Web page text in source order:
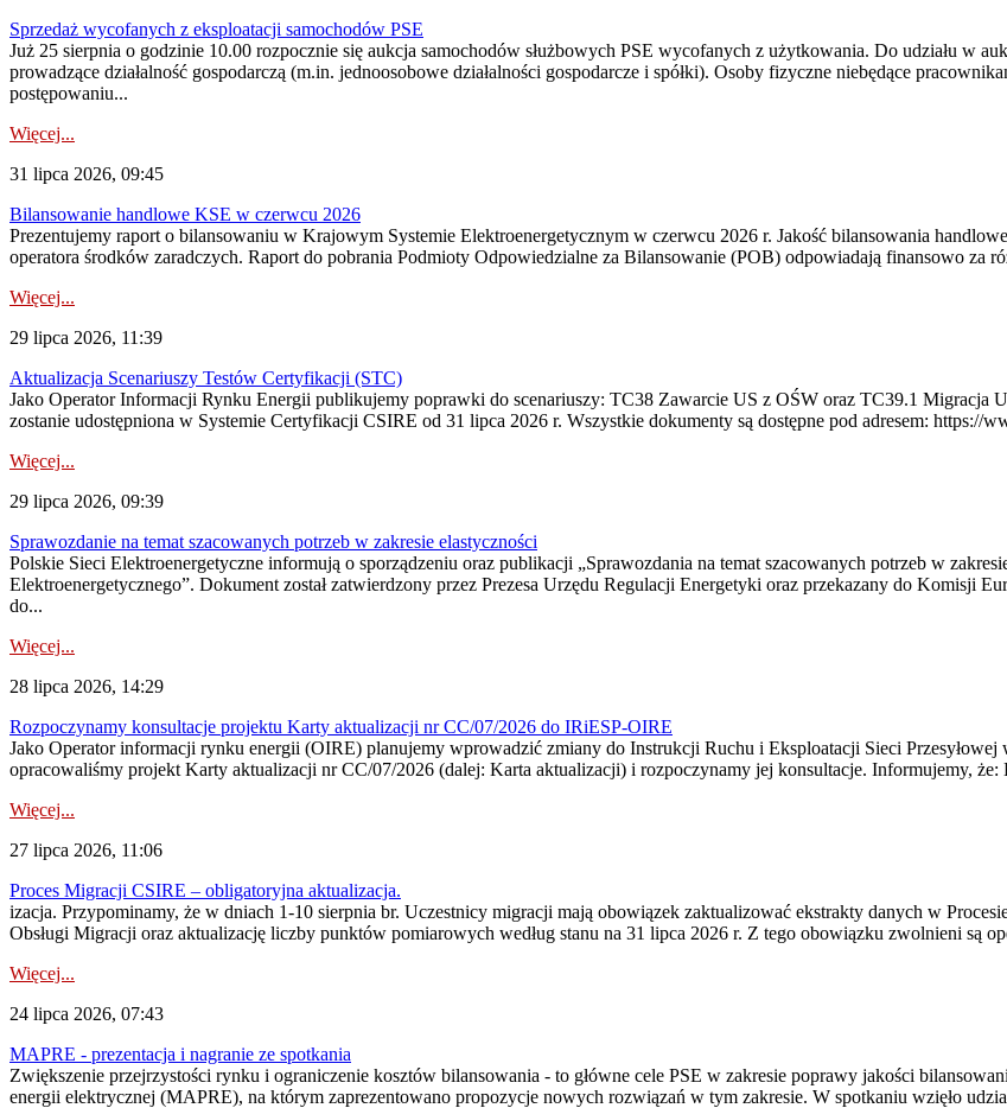
Sprzedaż wycofanych z eksploatacji samochodów PSE
Już 25 sierpnia o godzinie 10.00 rozpocznie się aukcja samochodów służbowych PSE wycofanych z użytkowania. Do udziału w
prowadzące działalność gospodarczą (m.in. jednoosobowe działalności gospodarcze i spółki). Osoby fizyczne niebędące
postępowaniu...
Więcej...
31 lipca 2026, 09:45
Bilansowanie handlowe KSE w czerwcu 2026
Prezentujemy raport o bilansowaniu w Krajowym Systemie Elektroenergetycznym w czerwcu 2026 r. Jakość bilansowania
operatora środków zaradczych. Raport do pobrania Podmioty Odpowiedzialne za Bilansowanie (POB) odpowiadają finansowo za
Więcej...
29 lipca 2026, 11:39
Aktualizacja Scenariuszy Testów Certyfikacji (STC)
Jako Operator Informacji Rynku Energii publikujemy poprawki do scenariuszy: TC38 Zawarcie US z OŚW oraz TC39.1
zostanie udostępniona w Systemie Certyfikacji CSIRE od 31 lipca 2026 r. Wszystkie dokumenty są dostępne pod adresem: https://
Więcej...
29 lipca 2026, 09:39
Sprawozdanie na temat szacowanych potrzeb w zakresie elastyczności
Polskie Sieci Elektroenergetyczne informują o sporządzeniu oraz publikacji „Sprawozdania na temat szacowanych potrzeb w
Elektroenergetycznego”. Dokument został zatwierdzony przez Prezesa Urzędu Regulacji Energetyki oraz przekazany do Komisji
do...
Więcej...
28 lipca 2026, 14:29
Rozpoczynamy konsultacje projektu Karty aktualizacji nr CC/07/2026 do IRiESP-OIRE
Jako Operator informacji rynku energii (OIRE) planujemy wprowadzić zmiany do Instrukcji Ruchu i Eksploatacji Sieci
opracowaliśmy projekt Karty aktualizacji nr CC/07/2026 (dalej: Karta aktualizacji) i rozpoczynamy jej konsultacje. Informujemy,
Więcej...
27 lipca 2026, 11:06
Proces Migracji CSIRE – obligatoryjna aktualizacja.
izacja. Przypominamy, że w dniach 1-10 sierpnia br. Uczestnicy migracji mają obowiązek zaktualizować ekstrakty danych w
Obsługi Migracji oraz aktualizację liczby punktów pomiarowych według stanu na 31 lipca 2026 r. Z tego obowiązku zwolnieni są
Więcej...
24 lipca 2026, 07:43
MAPRE - prezentacja i nagranie ze spotkania
Zwiększenie przejrzystości rynku i ograniczenie kosztów bilansowania - to główne cele PSE w zakresie poprawy jakości
energii elektrycznej (MAPRE), na którym zaprezentowano propozycje nowych rozwiązań w tym zakresie. W spotkaniu wzięło